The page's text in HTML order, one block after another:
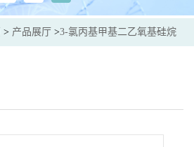
> 产品展厅 >3-氯丙基甲基二乙氧基硅烷